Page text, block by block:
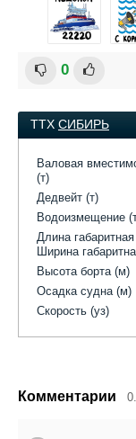
0
ТТХ СИБИРЬ
Валовая
(т)
Дедвейт (т)
Водоизмещение
Длина
Ширина
Высота борта (м)
Осадка судна (м)
Скорость (уз)
Комментарии 0.